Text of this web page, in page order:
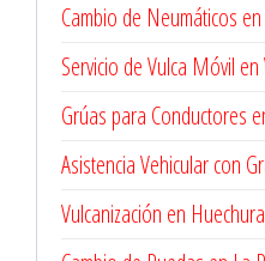
Cambio de Neumáticos
Servicio de Vulca Móvil en
Grúas para Conductores
Asistencia Vehicular con
Vulcanización en